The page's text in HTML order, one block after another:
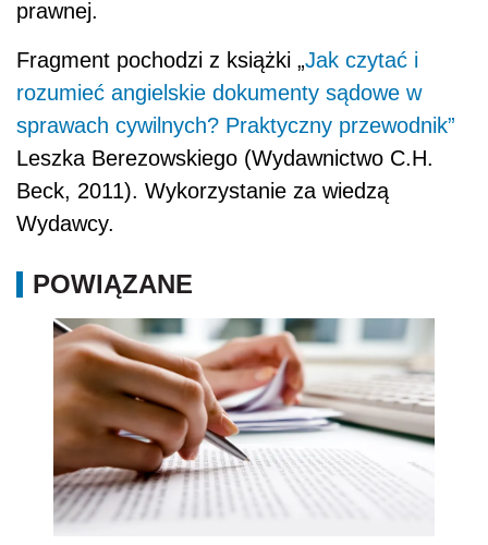
prawnej.
Fragment pochodzi z książki „Jak czytać i
rozumieć angielskie dokumenty sądowe w
sprawach cywilnych? Praktyczny przewodnik”
Leszka Berezowskiego (Wydawnictwo C.H.
Beck, 2011). Wykorzystanie za wiedzą
Wydawcy.
POWIĄZANE